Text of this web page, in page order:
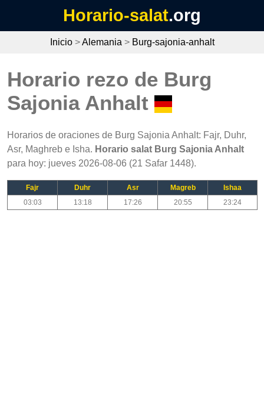
Horario-salat.org
Inicio>Alemania > Burg-sajonia-anhalt
Horario rezo de Burg
Sajonia Anhalt
Horarios de oraciones de Burg Sajonia Anhalt: Fajr, Duhr,
Asr, Maghreb e Isha. Horario salat Burg Sajonia Anhalt
para hoy: jueves 2026-08-06 (21 Safar 1448).
Fajr Duhr Asr Magreb
Ishaa
03:03
13:18 17:26 20:55 23:24